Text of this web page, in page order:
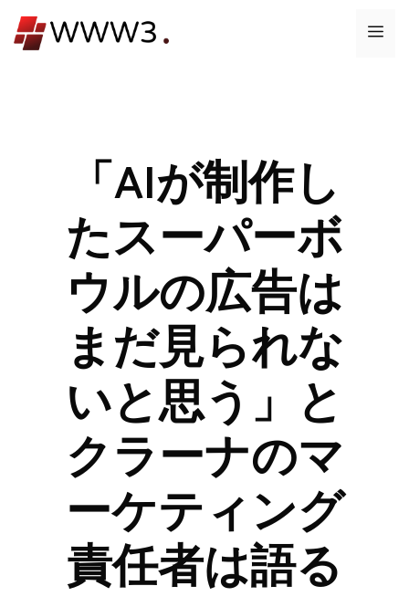
ン
メ
「AIが制作し
たスーパーボ
ウルの広告は
まだ見られな
いと思う」と
クラーナのマ
ーケティング
責任者は語る